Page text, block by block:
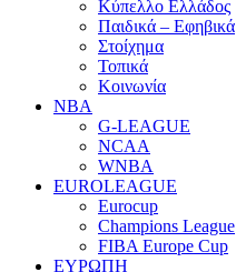
Κύπελλο Ελλάδος
Παιδικά – Εφηβικά
Στοίχημα
Τοπικά
Κοινωνία
NBA
G-LEAGUE
NCAA
WNBA
ΕUROLEAGUE
Eurocup
Champions League
FIBA Europe Cup
ΕΥΡΩΠΗ